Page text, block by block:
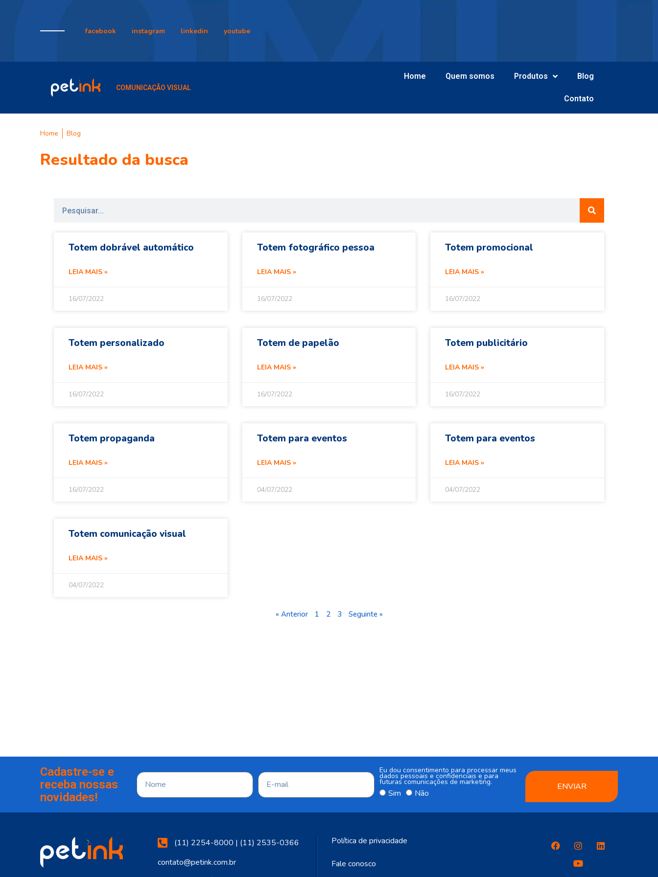
facebook instagram linkedin youtube
COMUNICAÇÃO VISUAL
Home Quem somos Produtos Blog
Contato
Home Blog
Resultado da busca
Totem dobrável automático
LEIA MAIS »
16/07/2022
Totem fotográfico pessoa
LEIA MAIS »
16/07/2022
Totem promocional
LEIA MAIS »
16/07/2022
Totem personalizado
LEIA MAIS »
16/07/2022
Totem de papelão
LEIA MAIS »
16/07/2022
Totem publicitário
LEIA MAIS »
16/07/2022
Totem propaganda
LEIA MAIS »
16/07/2022
Totem para eventos
LEIA MAIS »
04/07/2022
Totem para eventos
LEIA MAIS »
04/07/2022
Totem comunicação visual
LEIA MAIS »
04/07/2022
« Anterior 1 2 3 Seguinte »
Cadastre-se e
receba nossas
novidades!
Eu dou consentimento para processar meus
dados pessoais e confidenciais e para
futuras comunicações de marketing.
Sim Não
ENVIAR
(11) 2254-8000 | (11) 2535-0366
contato@petink.com.br
Política de privacidade
Fale conosco